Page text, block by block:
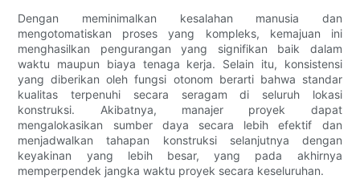
Dengan meminimalkan kesalahan manusia dan
mengotomatiskan proses yang kompleks, kemajuan ini
menghasilkan pengurangan yang signifikan baik dalam
waktu maupun biaya tenaga kerja. Selain itu, konsistensi
yang diberikan oleh fungsi otonom berarti bahwa standar
kualitas terpenuhi secara seragam di seluruh lokasi
konstruksi. Akibatnya, manajer proyek dapat
mengalokasikan sumber daya secara lebih efektif dan
menjadwalkan tahapan konstruksi selanjutnya dengan
keyakinan yang lebih besar, yang pada akhirnya
memperpendek jangka waktu proyek secara keseluruhan.